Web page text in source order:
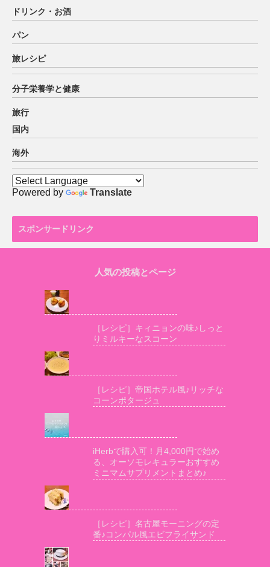
ドリンク・お酒
パン
旅レシピ
分子栄養学と健康
旅行
国内
海外
Powered by Translate
スポンサードリンク
人気の投稿とページ
［レシピ］キィニョンの味♪しっと
りミルキーなスコーン
［レシピ］帝国ホテル風♪リッチな
コーンポタージュ
iHerbで購入可！月4,000円で始め
る、オーソモレキュラーおすすめ
ミニマムサプリメントまとめ♪
［レシピ］名古屋モーニングの定
番♪コンパル風エビフライサンド